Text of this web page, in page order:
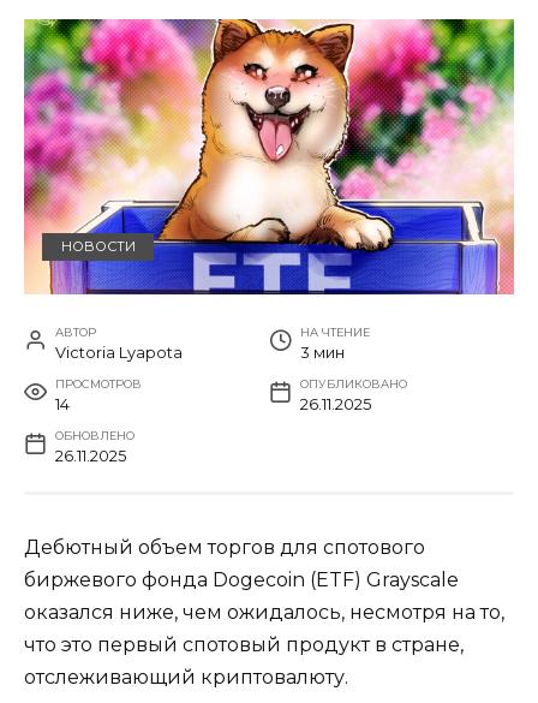
НОВОСТИ
АВТОР
Victoria Lyapota
НА ЧТЕНИЕ
3 мин
ПРОСМОТРОВ
14
ОПУБЛИКОВАНО
26.11.2025
ОБНОВЛЕНО
26.11.2025
Дебютный объем торгов для спотового
биржевого фонда Dogecoin (ETF) Grayscale
оказался ниже, чем ожидалось, несмотря на то,
что это первый спотовый продукт в стране,
отслеживающий криптовалюту.